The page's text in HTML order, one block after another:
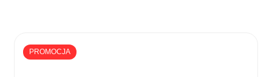
PROMOCJA